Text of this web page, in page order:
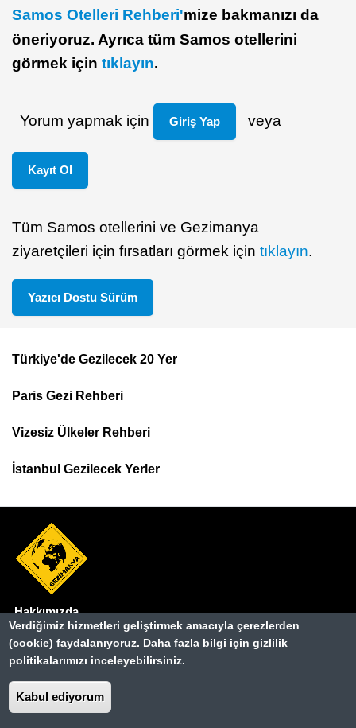
Samos Otelleri Rehberi'mize bakmanızı da
öneriyoruz. Ayrıca tüm Samos otellerini
görmek için tıklayın.
Yorum yapmak için Giriş Yap veya
Kayıt Ol
Tüm Samos otellerini ve Gezimanya
ziyaretçileri için fırsatları görmek için tıklayın.
Yazıcı Dostu Sürüm
Top
Menu
Türkiye'de Gezilecek 20 Yer
Paris Gezi Rehberi
Vizesiz Ülkeler Rehberi
İstanbul Gezilecek Yerler
Dipnot
Hakkımızda
Kullanım Şartları
Gizlilik Sözleşmesi
İletişim
Verdiğimiz hizmetleri geliştirmek amacıyla çerezlerden
(cookie) faydalanıyoruz. Daha fazla bilgi için gizlilik
politikalarımızı inceleyebilirsiniz.
Kabul ediyorum